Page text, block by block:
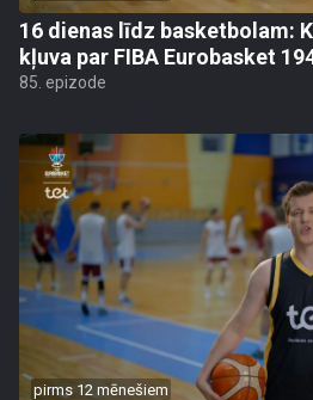
16 dienas līdz basketbolam:
kļuva par FIBA Eurobasket
85. epizode
pirms 12 mēnešiem